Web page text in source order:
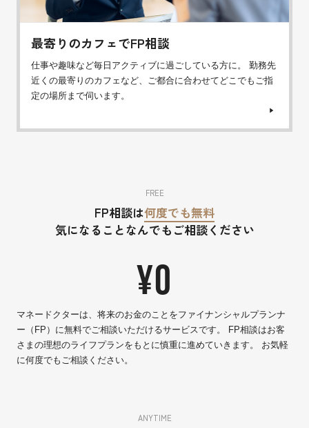
最寄りのカフェでFP相談
仕事や趣味など毎日アクティブに過ごしている方に。 勤務先
近くの最寄りのカフェなど、ご都合に合わせてどこでもご指
定の場所まで伺います。
FREE
FP相談は何度でも無料
気になることなんでもご相談ください
マネードクターは、将来のお金のことをファイナンシャルプランナ
ー（FP）に無料でご相談いただけるサービスです。 FP相談はお客
さまの理想のライフプランをもとに慎重に進めていきます。 お気軽
に何度でもご相談ください。
¥0
ANYTIME